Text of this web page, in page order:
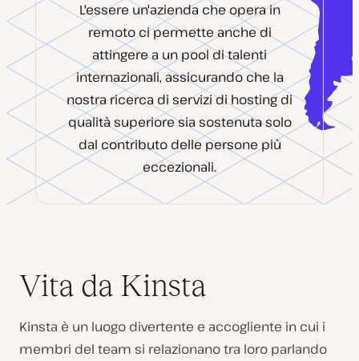
L'essere un'azienda che opera in
remoto ci permette anche di
attingere a un pool di talenti
internazionali, assicurando che la
nostra ricerca di servizi di hosting di
qualità superiore sia sostenuta solo
dal contributo delle persone più
eccezionali.
Vita da Kinsta
Kinsta è un luogo divertente e accogliente in cui i
membri del team si relazionano tra loro parlando